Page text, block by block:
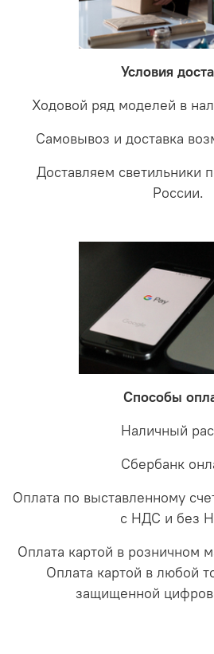
светильники на экспертизу
проверки будет выясненная
соотношении с светодиодными. В
LED светильники не только
забудете что такое тусклость и
Условия
Ходовой ряд моделей в
Самовывоз и доставка
Доставляем светильники
России.
Способы
Наличный
Сбербанк
Оплата по выставленному
с НДС и без
Оплата картой в розничном
Оплата картой в любой
защищенной